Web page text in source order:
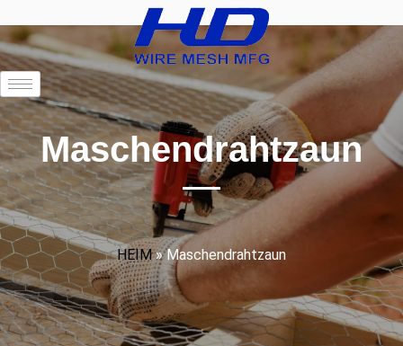
Maschendrahtzaun
HEIM»Maschendrahtzaun